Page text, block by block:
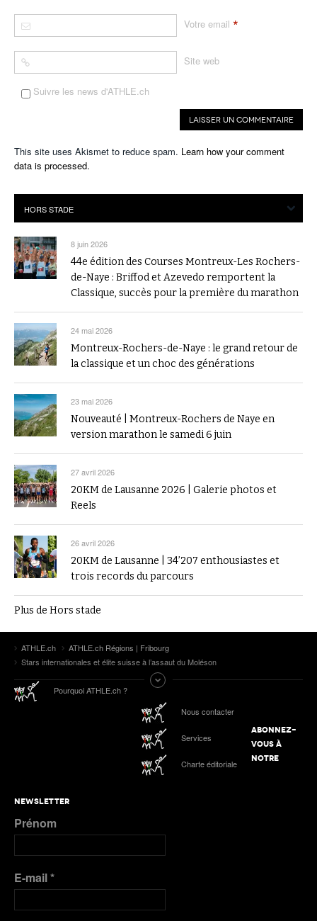
Votre email *
Site web
Suivre les news d'ATHLE.ch
This site uses Akismet to reduce spam. Learn how your comment
data is processed.
8 juin 2026
44e édition des Courses Montreux-Les Rochers-
de-Naye : Briffod et Azevedo remportent la
Classique, succès pour la première du marathon
24 mai 2026
Montreux-Rochers-de-Naye : le grand retour de
la classique et un choc des générations
23 mai 2026
Nouveauté | Montreux-Rochers de Naye en
version marathon le samedi 6 juin
27 avril 2026
20KM de Lausanne 2026 | Galerie photos et
Reels
26 avril 2026
20KM de Lausanne | 34’207 enthousiastes et
trois records du parcours
Plus de Hors stade
ATHLE.ch
ATHLE.ch Régions | Fribourg
Stars internationales et élite suisse à l’assaut du Moléson
Pourquoi ATHLE.ch ?
Nous contacter
Services
Charte éditoriale
ABONNEZ-
VOUS À
NOTRE
NEWSLETTER
Prénom
E-mail*